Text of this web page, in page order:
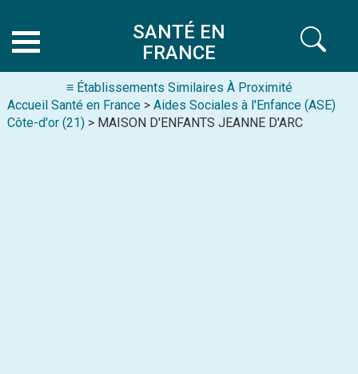
SANTÉ EN
FRANCE
≡ Établissements Similaires À Proximité
Accueil Santé en France > Aides Sociales à l'Enfance (ASE)
Côte-d'or (21) > MAISON D'ENFANTS JEANNE D'ARC